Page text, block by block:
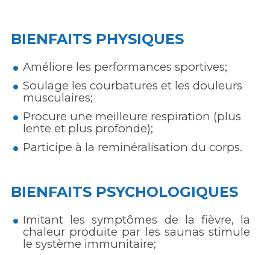
BIENFAITS PHYSIQUES
Améliore les performances sportives;
Soulage les courbatures et les douleurs
musculaires;
Procure une meilleure respiration (plus
lente et plus profonde);
Participe à la reminéralisation du corps.
BIENFAITS PSYCHOLOGIQUES
Imitant les symptômes de la fièvre, la
chaleur produite par les saunas stimule
le système immunitaire;